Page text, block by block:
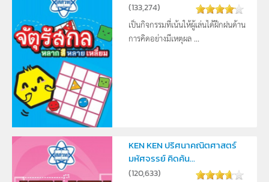
(133,274)
เป็นกิจกรรมที่เน้นให้ผู้เล่นได้ฝึกฝนด้าน
การคิดอย่างมีเหตุผล ...
KEN KEN ปริศนาคณิตศาสตร์
มหัศจรรย์ คิดค้น...
(120,633)